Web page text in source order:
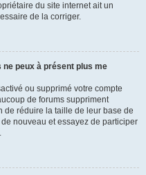
du site internet ait un
de la corriger.
peux à présent plus me
ou supprimé votre compte
de forums suppriment
de réduire la taille de leur base de
nouveau et essayez de participer